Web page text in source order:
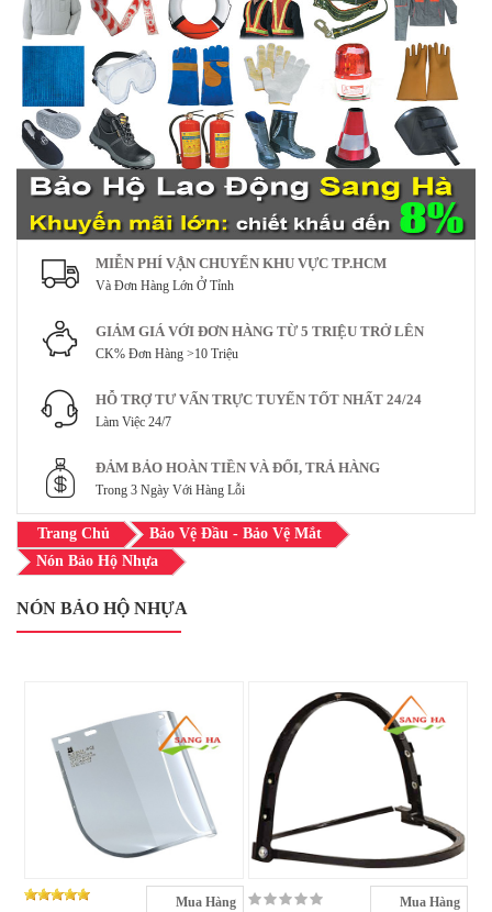
MIỄN PHÍ VẬN CHUYỂN KHU VỰC TP.HCM
Và Đơn Hàng Lớn Ở Tỉnh
GIẢM GIÁ VỚI ĐƠN HÀNG TỪ 5 TRIỆU TRỞ LÊN
CK% Đơn Hàng >10 Triệu
HỖ TRỢ TƯ VẤN TRỰC TUYẾN TỐT NHẤT 24/24
Làm Việc 24/7
ĐẢM BẢO HOÀN TIỀN VÀ ĐỔI, TRẢ HÀNG
Trong 3 Ngày Với Hàng Lỗi
Trang Chủ
Bảo Vệ Đầu - Bảo Vệ Mắt
Nón Bảo Hộ Nhựa
NÓN BẢO HỘ NHỰA
Mua Hàng Mua Hàng